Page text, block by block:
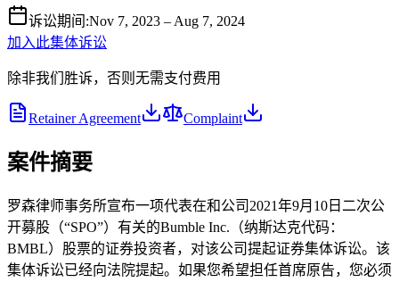
诉讼期间 :Nov 7, 2023 – Aug 7, 2024
加入此集体诉讼
除非我们胜诉，否则无需支付费用
Retainer Agreement Complaint
案件摘要
罗森律师事务所宣布一项代表在和公司2021年9月10日二次公
开募股（“SPO”）有关的Bumble Inc.（纳斯达克代码：
BMBL）股票的证券投资者，对该公司提起证券集体诉讼。该
集体诉讼已经向法院提起。如果您希望担任首席原告，您必须